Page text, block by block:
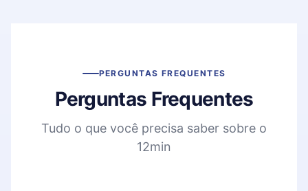
PERGUNTAS FREQUENTES
Perguntas Frequentes
Tudo o que você precisa saber sobre o
12min